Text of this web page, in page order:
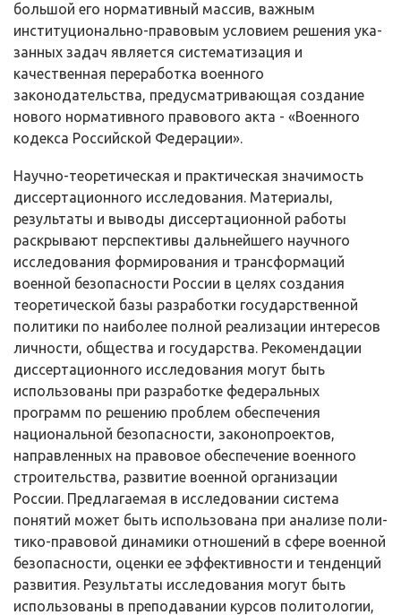
большой его норма­тивный массив, важным
институционально-правовым условием решения ука­
занных задач является систематизация и
качественная переработка военного
законодательства, предусматривающая создание
нового нормативного право­вого акта - «Военного
кодекса Российской Федерации».
Научно-теоретическая и практическая значимость
диссертацион­ного исследования. Материалы,
результаты и выводы диссертационной ра­боты
раскрывают перспективы дальнейшего научного
исследования форми­рования и трансформаций
военной безопасности России в целях создания
теоретической базы разработки государственной
политики по наиболее пол­ной реализации интересов
личности, общества и государства. Рекомендации
диссертационного исследования могут быть
использованы при разработке федеральных
программ по решению проблем обеспечения
национальной безопасности, законопроектов,
направленных на правовое обеспечение воен­ного
строительства, развитие военной организации
России. Предлагаемая в исследовании система
понятий может быть использована при анализе поли­
тико-правовой динамики отношений в сфере военной
безопасности, оценки ее эффективности и тенденций
развития. Результаты исследования могут быть
использованы в преподавании курсов политологии,